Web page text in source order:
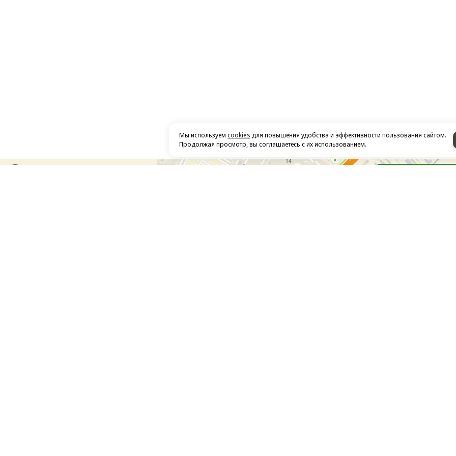
Мы используем cookies для повышения удобства и эффективности пользования сайтом.
Продолжая просмотр, вы соглашаетесь с их использованием.